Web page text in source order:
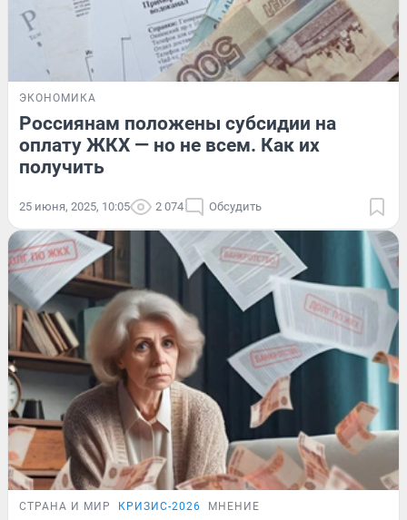
ЭКОНОМИКА
Россиянам положены субсидии на
оплату ЖКХ — но не всем. Как их
получить
25 июня, 2025, 10:05 2 074 Обсудить
СТРАНА И МИР КРИЗИС-2026 МНЕНИЕ